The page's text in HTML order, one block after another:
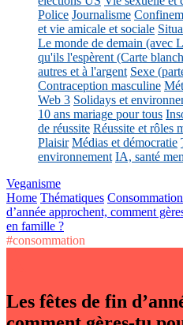
Police Journalisme
et vie amicale et sociale
Le monde de demain (avec
qu'ils l'espèrent (Carte
autres et à l'argent Sexe
Contraception masculine
Web 3 Solidays et
10 ans mariage pour tous
de réussite Réussite et rôles
Plaisir Médias et démocratie
environnement IA, santé
Veganisme
Home Thématiques Consommation
d’année approchent, comment
en famille ?
#consommation
Les fêtes de fin